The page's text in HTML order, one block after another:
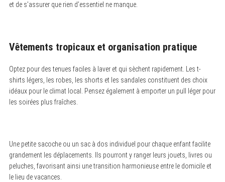
et de s’assurer que rien d’essentiel ne manque.
Vêtements tropicaux et organisation pratique
Optez pour des tenues faciles à laver et qui sèchent rapidement. Les t-
shirts légers, les robes, les shorts et les sandales constituent des choix
idéaux pour le climat local. Pensez également à emporter un pull léger pour
les soirées plus fraîches.
Une petite sacoche ou un sac à dos individuel pour chaque enfant facilite
grandement les déplacements. Ils pourront y ranger leurs jouets, livres ou
peluches, favorisant ainsi une transition harmonieuse entre le domicile et
le lieu de vacances.